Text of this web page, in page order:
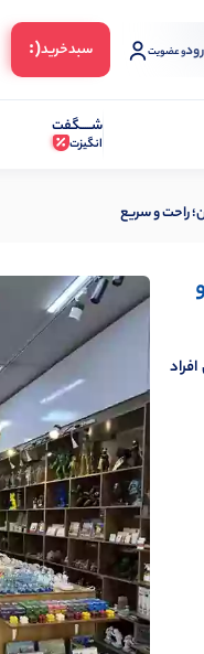
و عضویت سبد‌خرید(:
شـــــگفت
انگیزت
راحت و سریع